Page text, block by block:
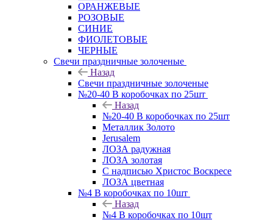
ОРАНЖЕВЫЕ
РОЗОВЫЕ
СИНИЕ
ФИОЛЕТОВЫЕ
ЧЕРНЫЕ
Свечи праздничные золоченые
Назад
Свечи праздничные золоченые
№20-40 В коробочках по 25шт
Назад
№20-40 В коробочках по 25шт
Металлик Золото
Jerusalem
ЛОЗА радужная
ЛОЗА золотая
С надписью Христос Воскресе
ЛОЗА цветная
№4 В коробочках по 10шт
Назад
№4 В коробочках по 10шт